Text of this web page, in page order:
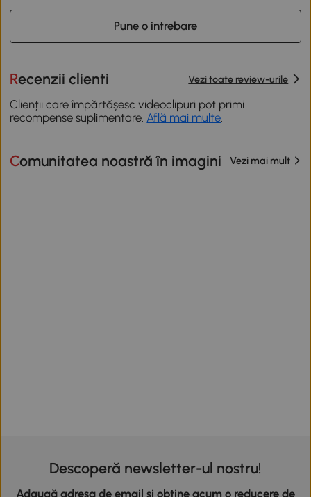
Pune o intrebare
Recenzii clienti Vezi toate review-urile
Clienții care împărtășesc videoclipuri pot primi
recompense suplimentare. Află mai multe.
Comunitatea noastră în imagini Vezi mai mult
Descoperă newsletter-ul nostru!
Adaugă adresa de email și obține acum o reducere de